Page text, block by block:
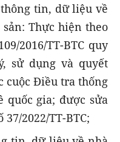
tin, dữ liệu về
Thực hiện theo
2016/TT-BTC quy
sử dụng và quyết
cuộc Điều tra thống
quốc gia; được sửa
2022/TT-BTC;